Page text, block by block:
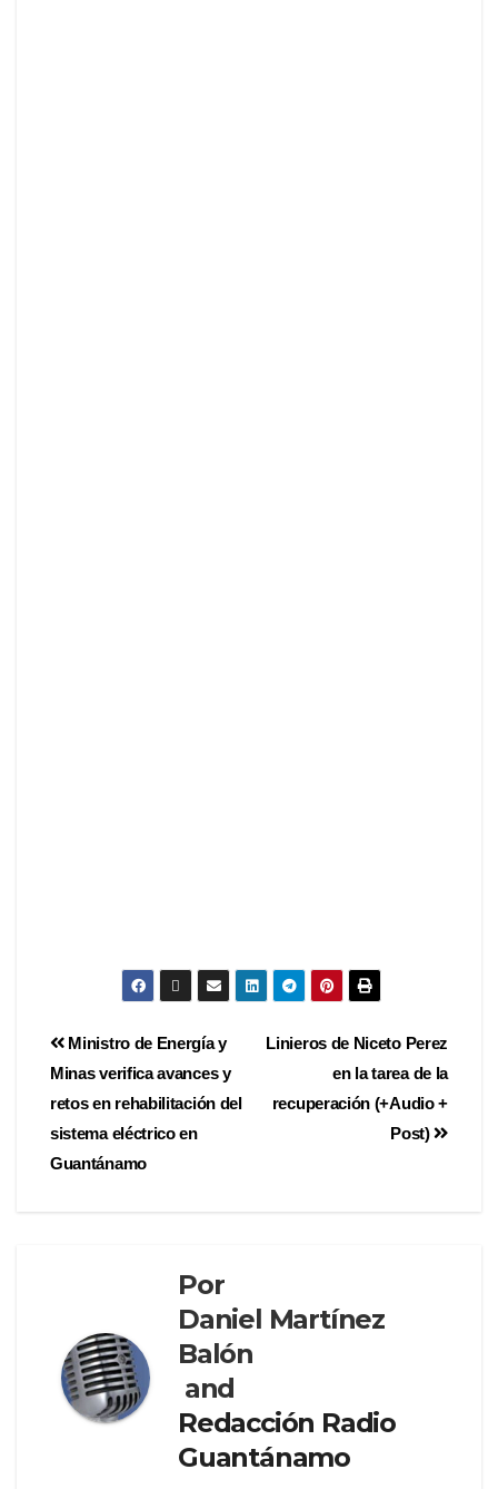
Linieros de Niceto Perez
en la tarea de la
recuperación (+Audio +
Post)
Ministro de Energía y
Minas verifica avances y
retos en rehabilitación del
sistema eléctrico en
Guantánamo
Por
Daniel Martínez
Balón
and
Redacción Radio
Guantánamo